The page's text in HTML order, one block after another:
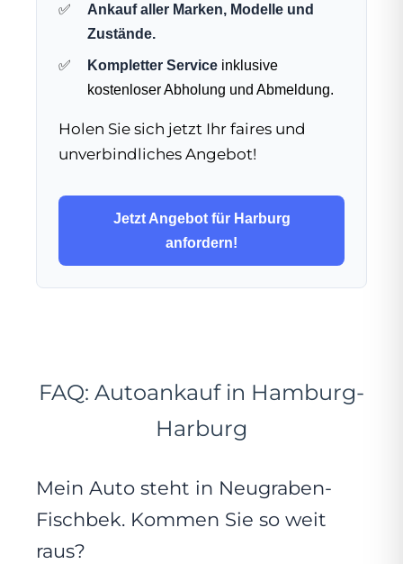
Ankauf aller Marken, Modelle und
Zustände.
Kompletter Service inklusive
kostenloser Abholung und Abmeldung.
Holen Sie sich jetzt Ihr faires und
unverbindliches Angebot!
Jetzt Angebot für Harburg
anfordern!
FAQ: Autoankauf in Hamburg-
Harburg
Mein Auto steht in Neugraben-
Fischbek. Kommen Sie so weit
raus?